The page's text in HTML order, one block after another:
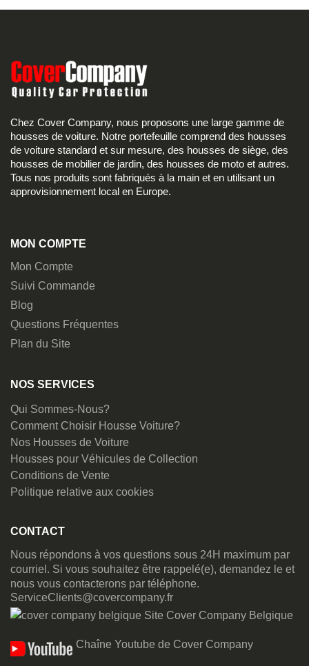
Chez Cover Company, nous proposons une large gamme de
housses de voiture. Notre portefeuille comprend des housses
de voiture standard et sur mesure, des housses de siège, des
housses de mobilier de jardin, des housses de moto et autres.
Tous nos produits sont fabriqués à la main et en utilisant un
approvisionnement local en Europe.
MON COMPTE
Mon Compte
Suivi Commande
Blog
Questions Fréquentes
Plan du Site
NOS SERVICES
Qui Sommes-Nous?
Comment Choisir Housse Voiture?
Nos Housses de Voiture
Housses pour Véhicules de Collection
Conditions de Vente
Politique relative aux cookies
CONTACT
Nous répondons à vos questions sous 24H maximum par
courriel. Si vous souhaitez être rappelé(e), demandez le et
nous vous contacterons par téléphone.
ServiceClients@covercompany.fr
Site Cover Company Belgique
Chaîne Youtube de Cover Company